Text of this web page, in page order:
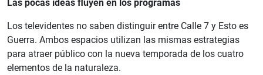
Las pocas ideas fluyen en los programas
Los televidentes no saben distinguir entre Calle 7 y Esto es
Guerra. Ambos espacios utilizan las mismas estrategias
para atraer público con la nueva temporada de los cuatro
elementos de la naturaleza.